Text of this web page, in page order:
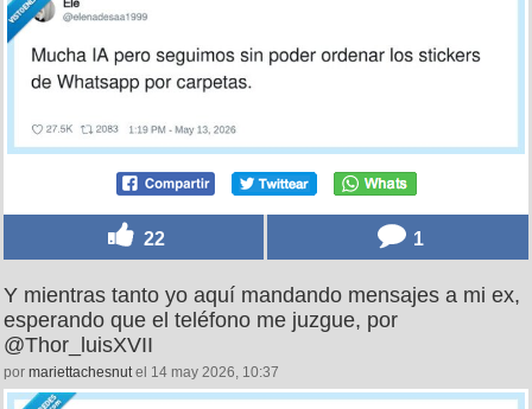
22 1
Y mientras tanto yo aquí mandando mensajes a mi ex,
esperando que el teléfono me juzgue, por
@Thor_luisXVII
por mariettachesnutel 14 may 2026, 10:37